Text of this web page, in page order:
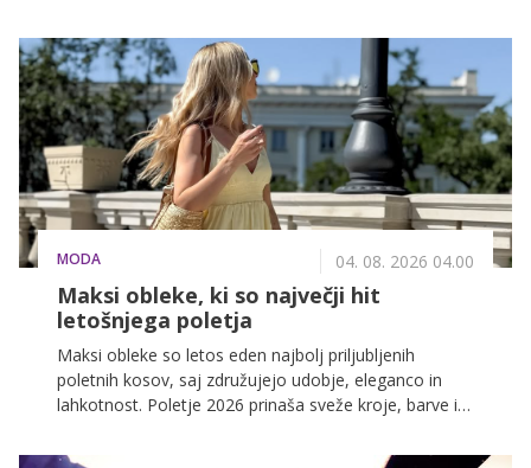
MODA 04. 08. 2026 04.00
Maksi obleke, ki so največji hit
letošnjega poletja
Maksi obleke so letos eden najbolj priljubljenih
poletnih kosov, saj združujejo udobje, eleganco in
lahkotnost. Poletje 2026 prinaša sveže kroje, barve in
trendov.